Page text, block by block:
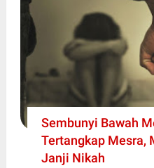
Sembunyi Bawah
Tertangkap Mesra,
Janji Nikah